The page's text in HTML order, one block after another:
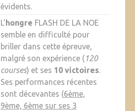
évidents.
L’hongre FLASH DE LA NOE
semble en difficulté pour
briller dans cette épreuve,
malgré son expérience (120
courses) et ses 10 victoires.
Ses performances récentes
sont décevantes (6ème,
9ème, 6ème sur ses 3